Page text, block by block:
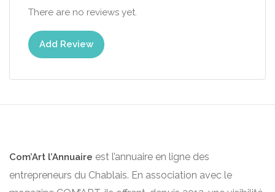
There are no reviews yet.
Add Review
Com’Art l’Annuaire est l’annuaire en ligne des
entrepreneurs du Chablais. En association avec le